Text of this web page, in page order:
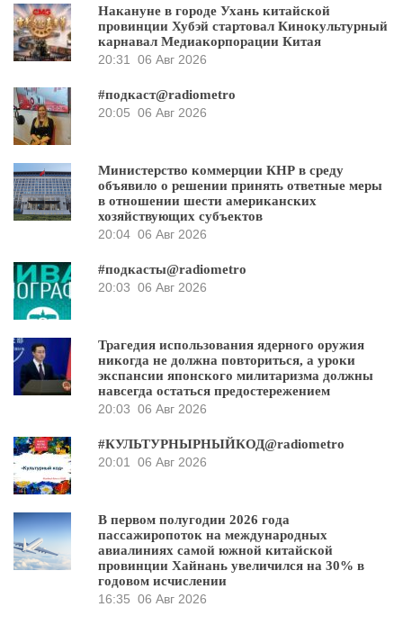
Накануне в городе Ухань китайской
провинции Хубэй стартовал Кинокультурный
карнавал Медиакорпорации Китая
20:31
06 Авг 2026
#подкаст@radiometro
20:05 06 Авг 2026
Министерство коммерции КНР в среду
объявило о решении принять ответные меры
в отношении шести американских
хозяйствующих субъектов
20:04 06 Авг 2026
#подкасты@radiometro
20:03 06 Авг 2026
Трагедия использования ядерного оружия
никогда не должна повториться, а уроки
экспансии японского милитаризма должны
навсегда остаться предостережением
20:03 06 Авг 2026
#КУЛЬТУРНЫРНЫЙКОД@radiometro
20:01
06 Авг 2026
В первом полугодии 2026 года
пассажиропоток на международных
авиалиниях самой южной китайской
провинции Хайнань увеличился на 30% в
годовом исчислении
16:35 06 Авг 2026